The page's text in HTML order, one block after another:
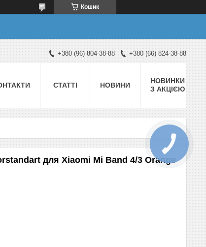
Кошик
+380 (96) 804-38-88 +380 (66) 824-38-88
СТАТТІ НОВИНИ
НОВИНКИ
З АКЦІЄЮ
для Xiaomi Mi Band 4/3 Orange